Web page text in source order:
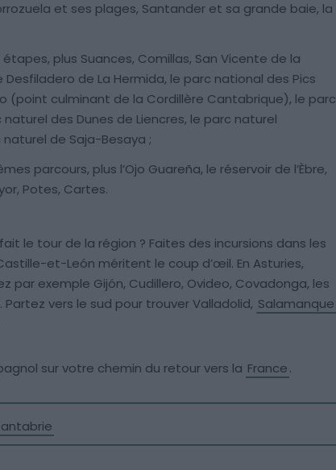
et ses plages, Santander et sa grande baie, la
plus Suances, Comillas, San Vicente de la
de La Hermida, le parc national des Pics
(point culminant de la Cordillère Cantabrique), le parc
des Dunes de Liencres, le parc naturel
de Saja-Besaya ;
parcours, plus l’Ojo Guareña, le réservoir de l’Èbre,
Potes, Cartes.
le tour de la région ? Faites des incursions dans les
et-León méritent le coup d’œil. En Asturies,
par exemple Gijón, Cudillero, Ovideo, Covadonga, les
vers le sud pour trouver Valladolid, Salamanque
sur votre chemin du retour vers la France.